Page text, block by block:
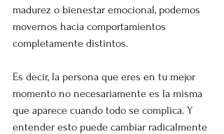
madurez o bienestar emocional, podemos
movernos hacia comportamientos
completamente distintos.
Es decir, la persona que eres en tu mejor
momento no necesariamente es la misma
que aparece cuando todo se complica. Y
entender esto puede cambiar radicalmente